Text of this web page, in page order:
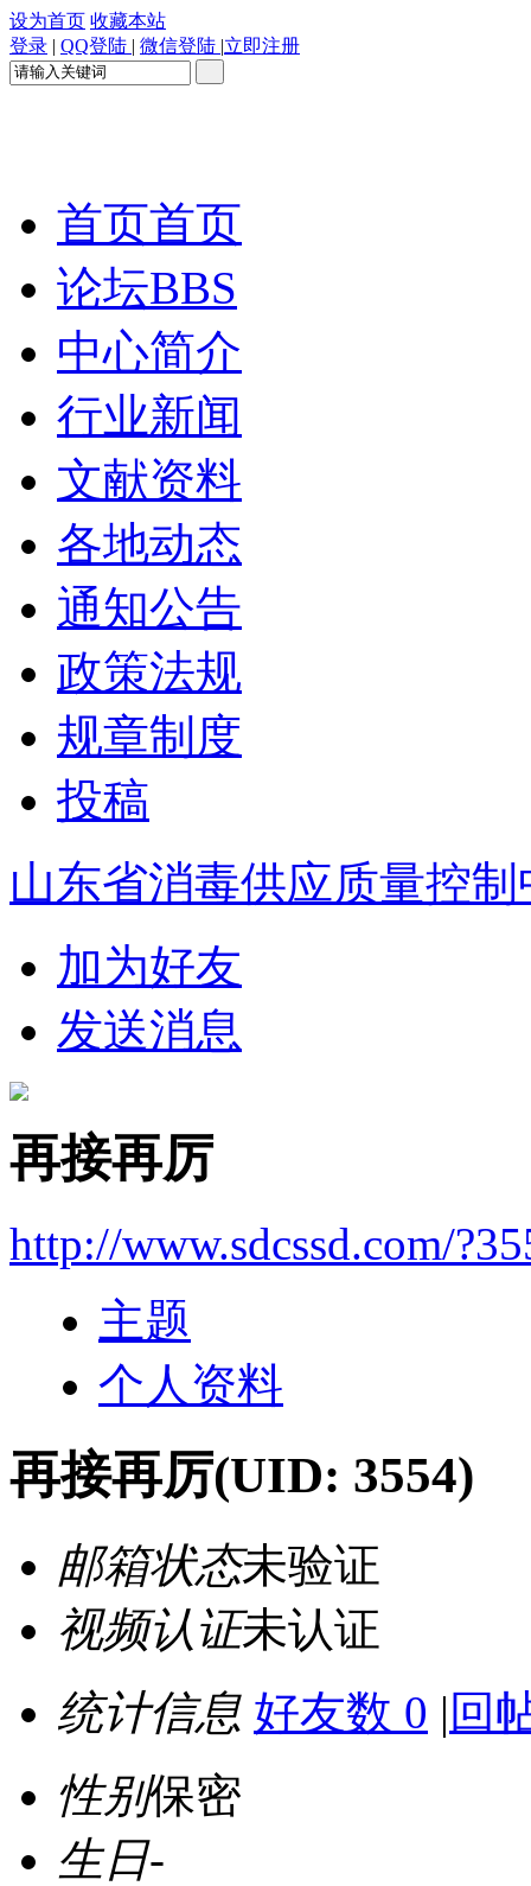
设为首页 收藏本站
登录 | QQ登陆 | 微信登陆 |立即注册
首页首页
论坛BBS
中心简介
行业新闻
文献资料
各地动态
通知公告
政策法规
规章制度
投稿
山东省消毒供应质量控制
加为好友
发送消息
再接再厉
http://www.sdcssd.com/
主题
个人资料
再接再厉(UID: 3554)
邮箱状态未验证
视频认证未认证
统计信息 好友数 0 | 回
性别保密
生日-